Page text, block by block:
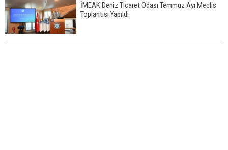
İMEAK Deniz Ticaret Odası Temmuz Ayı Meclis
Toplantısı Yapıldı